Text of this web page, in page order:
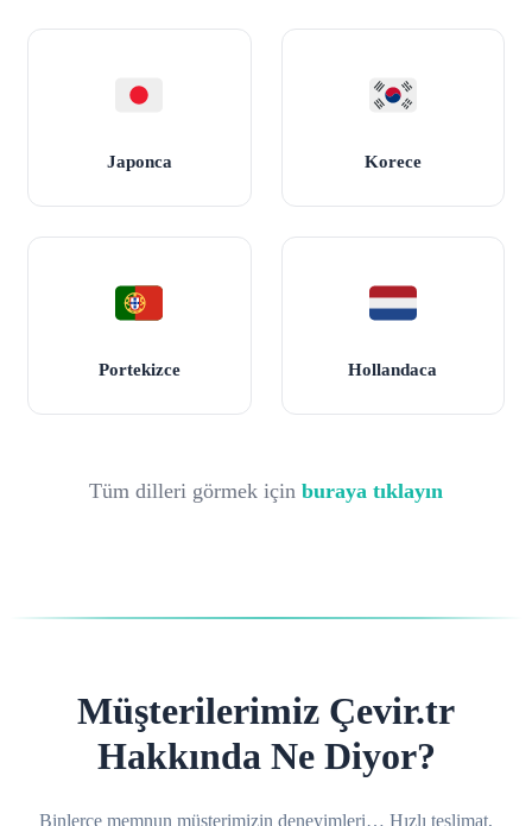
Japonca Korece
Portekizce Hollandaca
Tüm dilleri görmek için buraya tıklayın
Müşterilerimiz Çevir.tr
Hakkında Ne Diyor?
Binlerce memnun müşterimizin deneyimleri… Hızlı teslimat,